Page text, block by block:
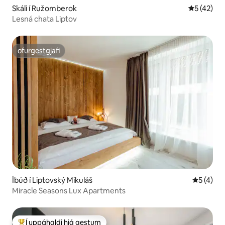
Skáli í Ružomberok 5 af 5 í
5 (42)
Lesná chata Liptov
ofurgestgjafi
ofurgestgjafi
Íbúð í Liptovský Mikuláš 5 af 5 í
5 (4)
Miracle Seasons Lux Apartments
Í uppáhaldi hjá gestum